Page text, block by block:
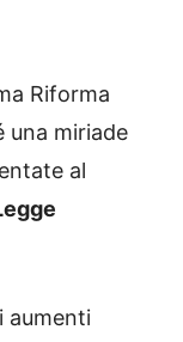
Riforma
una miriade
al
aumenti